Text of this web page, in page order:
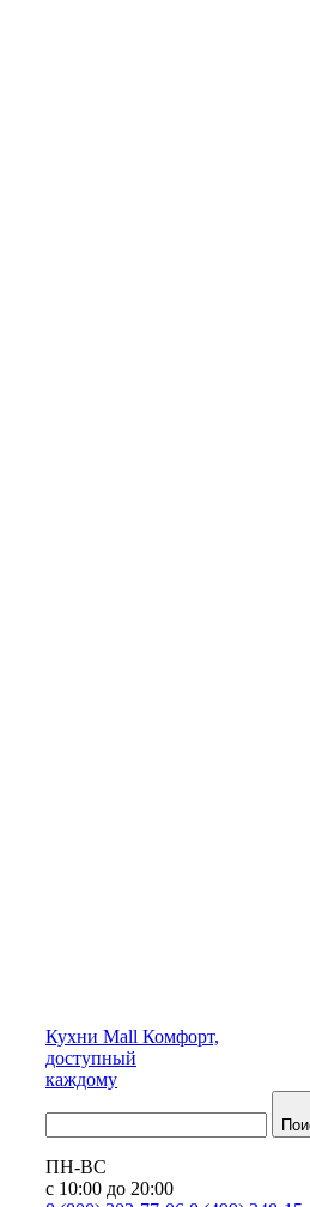
Кухни Mall Комфорт,
доступный
каждому
ПН-ВС
с 10:00 до 20:00